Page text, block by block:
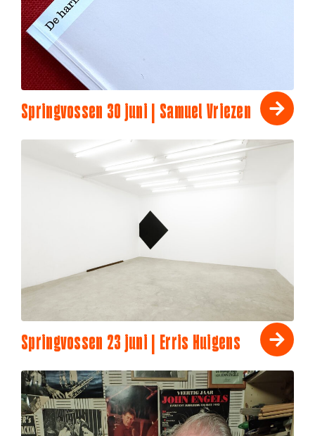
Springvossen 30 juni | Samuel Vriezen
Springvossen 23 juni | Erris Huigens